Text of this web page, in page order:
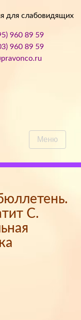
для слабовидящих
960 89 59
960 89 59
Меню
С.